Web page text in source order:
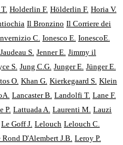
Holderlin F. Hölderlin F. Horia V.
Il Bronzino Il Corriere dei
C. Ionesco E. IonescoE.
Jaudeau S. Jenner E. Jimmy il
S. Jung C.G. Junger E. Jünger E.
O. Khan G. Kierkegaard S. Klein
Lancaster B. Landolfi T. Lane F.
P. Lattuada A. Laurenti M. Lauzi
Le Goff J. Lelouch Lelouch C.
Rond D'Alembert J.B. Leroy P.